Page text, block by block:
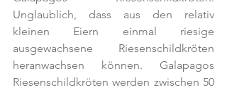
Unglaublich, dass aus den relativ
kleinen Eiern einmal riesige
ausgewachsene Riesenschildkröten
heranwachsen können. Galapagos
Riesenschildkröten werden zwischen 50